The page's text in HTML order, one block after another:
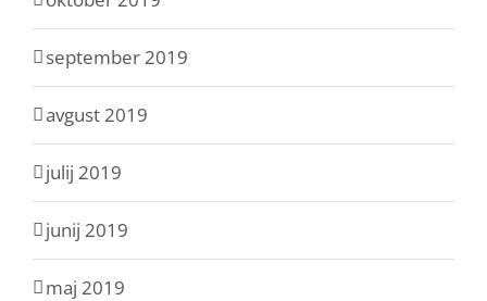
september 2019
avgust 2019
julij 2019
junij 2019
maj 2019